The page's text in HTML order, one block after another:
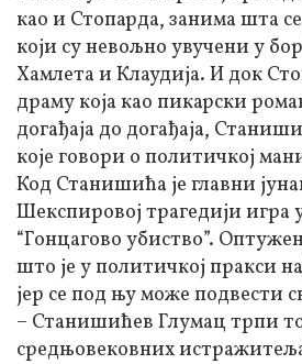
као и Стопарда, занима шта
који су невољно увучени у
Хамлета и Клаудија. И док
драму која као пикарски
догађаја до догађаја,
које говори о политичкој
Код Станишића је главни
Шекспировој трагедији
“Гонцагово убиство”.
што је у политичкој пракси
јер се под њу може подвести
– Станишићев Глумац трпи
средњовековних